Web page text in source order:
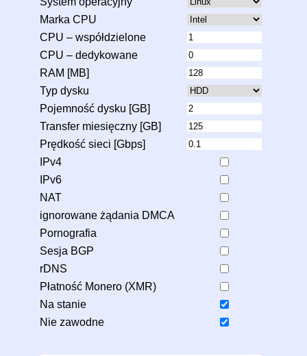
Marka CPU
CPU – współdzielone
CPU – dedykowane
RAM [MB]
Typ dysku
Pojemność dysku [GB]
Transfer miesięczny [GB]
Prędkość sieci [Gbps]
IPv4
IPv6
NAT
ignorowane żądania DMCA
Pornografia
Sesja BGP
rDNS
Płatność Monero (XMR)
Na stanie
Nie zawodne